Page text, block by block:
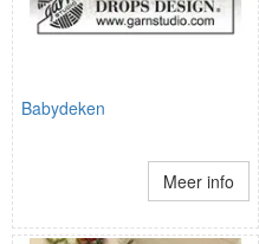
Babydeken
Meer info